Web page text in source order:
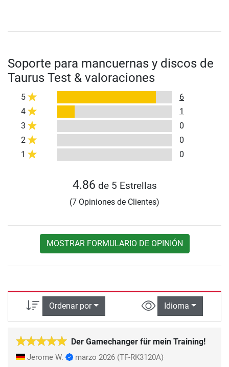
Soporte para mancuernas y discos de
Taurus Test & valoraciones
5
6
4
1
3
0
2
0
1
0
4.86 de 5 Estrellas
(7 Opiniones de Clientes)
MOSTRAR FORMULARIO DE OPINIÓN
Ordenar por Idioma
Der Gamechanger für mein Training!
Jerome W. marzo 2026 (TF-RK3120A)